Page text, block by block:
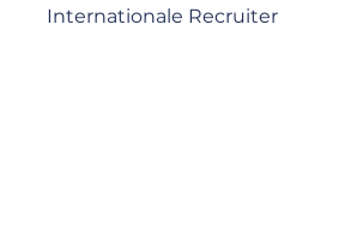
Internationale Recruiter